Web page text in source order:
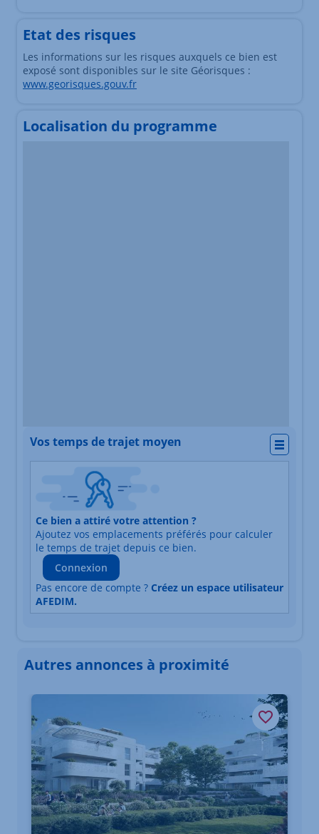
Etat des risques
Les informations sur les risques auxquels ce bien est
exposé sont disponibles sur le site Géorisques :
www.georisques.gouv.fr
Localisation du programme
Vos temps de trajet moyen
Nature du lieu
Adresse
Durée du trajet en voiture
Durée du trajet en
Ce bien a attiré votre attention ?
Ajoutez vos emplacements préférés pour calculer
le temps de trajet depuis ce bien.
Connexion
Pas encore de compte ? Créez un espace utilisateur
AFEDIM.
Autres annonces à proximité
Élément 1 sur 3